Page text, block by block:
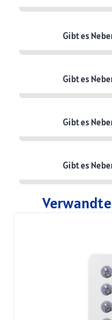
Gibt es
Gibt es
Gibt es
Gibt es